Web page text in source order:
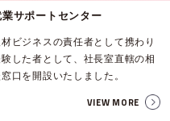
業サポートセンター
材ビジネスの責任者として携わり
した者として、社長室直轄の相
口を開設いたしました。
VIEW MORE